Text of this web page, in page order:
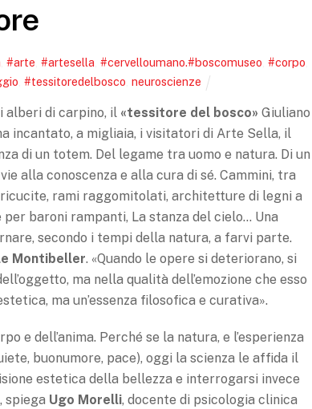
#arte #artesella #cervelloumano.#boscomuseo #corpo
#tessitoredelbosco neuroscienze
albe­ri di carpino, il «tessitore del bosco» Giuliano
incantato, a mi­gliaia, i visitatori di Arte Sella, il
di un totem. Del legame tra uomo e natura. Di un
alla co­noscenza e alla cura di sé. Cammini, tra
rami rag­gomitolati, architetture di le­gni a
baroni rampanti, La stanza del cielo… Una
secondo i tempi della natura, a farvi par­te.
Montibeller. «Quando le ope­re si deteriorano, si
ma nella qualità dell’emozione che esso
ma un’essenza filoso­fica e curativa».
e dell’anima. Perché se la natura, e l’esperienza
buonumore, pace), oggi la scienza le affida il
estetica della bellezza e inter­rogarsi invece
spiega Ugo Morelli, docente di psicologia clinica